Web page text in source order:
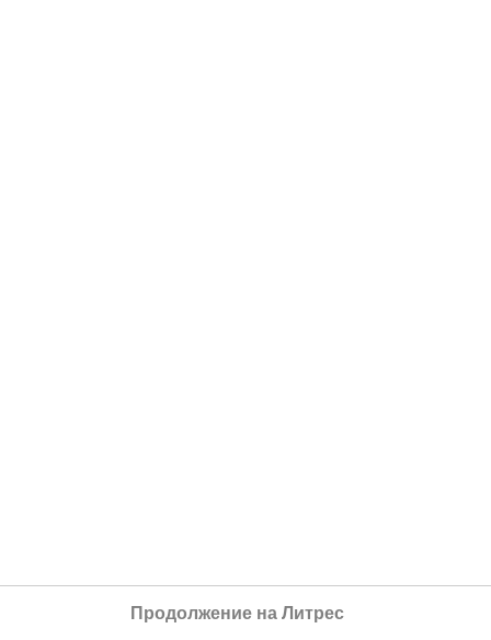
Продолжение на Литрес